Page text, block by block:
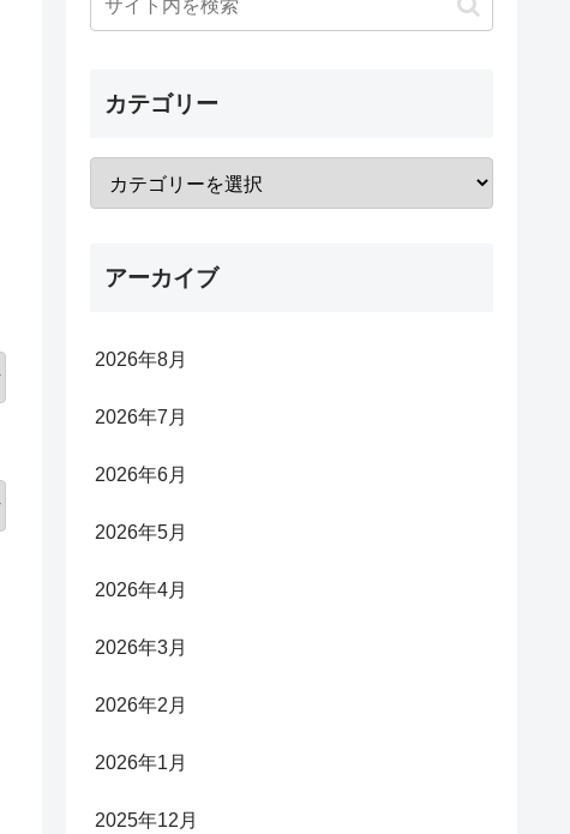
カテゴリー
アーカイブ
2026年8月
2026年7月
2026年6月
2026年5月
2026年4月
2026年3月
2026年2月
2026年1月
2025年12月